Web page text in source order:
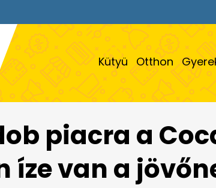
Kütyü Otthon
piacra a
íze van a